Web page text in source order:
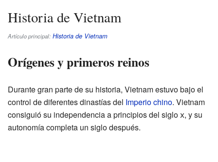
Historia de Vietnam
Artículo principal: Historia de Vietnam
Orígenes y primeros reinos
Durante gran parte de su historia, Vietnam estuvo bajo el
control de diferentes dinastías del Imperio chino. Vietnam
consiguió su independencia a principios del siglox, y su
autonomía completa un siglo después.